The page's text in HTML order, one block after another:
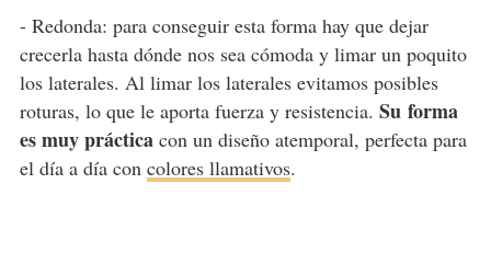
- Redonda: para conseguir esta forma hay que dejar
crecerla hasta dónde nos sea cómoda y limar un poquito
los laterales. Al limar los laterales evitamos posibles
roturas, lo que le aporta fuerza y resistencia. Suforma
es muy prácticacon un diseño atemporal, perfecta para
el día a día con colores llamativos.